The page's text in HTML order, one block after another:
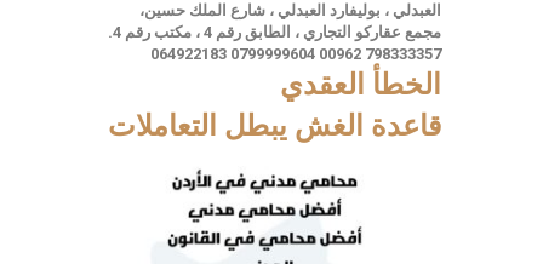
العبدلي ، بوليفارد العبدلي ، شارع الملك حسين،
مجمع عقاركو التجاري ، الطابق رقم 4 ، مكتب رقم 4.
798333357 00962
0799999604
064922183
الخطأ العقدي
قاعدة الغش يبطل التعاملات